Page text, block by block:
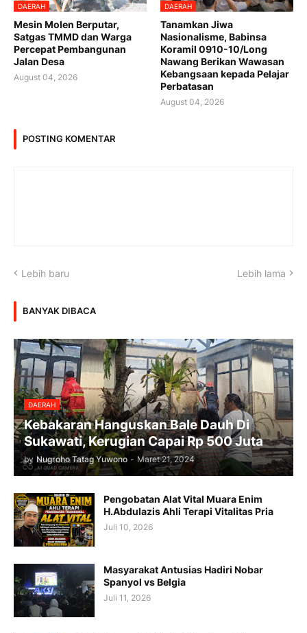
DAERAH
Mesin Molen Berputar,
Satgas TMMD dan Warga
Percepat Pembangunan
Jalan Desa
August 04, 2026
DAERAH
Tanamkan Jiwa
Nasionalisme, Babinsa
Koramil 0910-10/Long
Nawang Berikan Wawasan
Kebangsaan kepada Pelajar
Perbatasan
August 04, 2026
POSTING KOMENTAR
Lebih baru Lebih lama
BANYAK DIBACA
DAERAH
Kebakaran Hanguskan Bale Dauh Di
Sukawati, Kerugian Capai Rp 500 Juta
by Nugroho Tatag Yuwono - Maret 21, 2024
Pengobatan Alat Vital Muara Enim
H.Abdulazis Ahli Terapi Vitalitas Pria
Juli 10, 2026
Masyarakat Antusias Hadiri Nobar
Spanyol vs Belgia
Juli 11, 2026